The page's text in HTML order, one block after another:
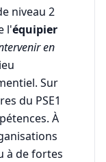
niveau 2
l'équipier
en
Sur
du PSE1
À
à de fortes